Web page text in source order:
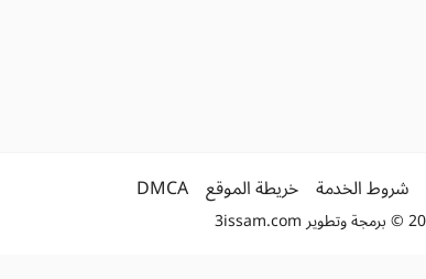
شروط الخدمة خريطة الموقع DMCA
3issam.com